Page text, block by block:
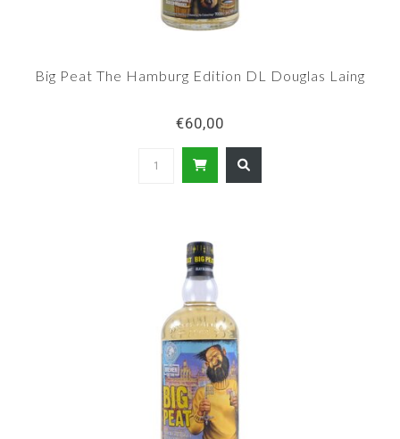
Big Peat The Hamburg Edition DL Douglas Laing
€60,00